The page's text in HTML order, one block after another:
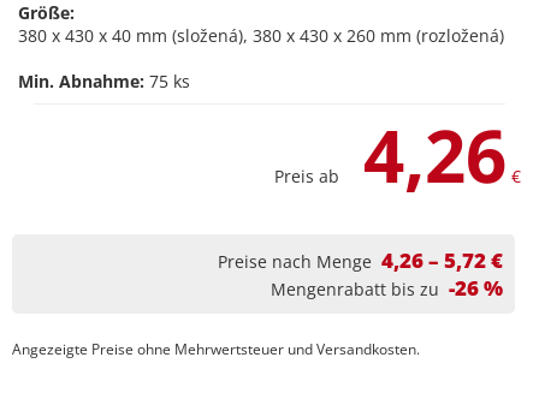
Größe:
380 x 430 x 40 mm (složená), 380 x 430 x 260 mm (rozložená)
Min. Abnahme: 75 ks
Preis ab 4,26 €
Preise nach Menge 4,26 – 5,72 €
Mengenrabatt bis zu -26 %
Angezeigte Preise ohne Mehrwertsteuer und Versandkosten.